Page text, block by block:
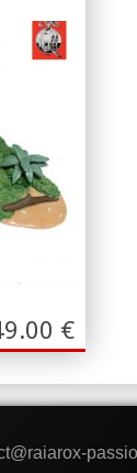
temple du
€